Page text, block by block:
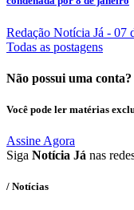
Redação Notícia Já - 07
Todas as postagens
Não possui uma conta?
Você pode ler matérias
Assine Agora
Siga Notícia Já nas
/ Notícias